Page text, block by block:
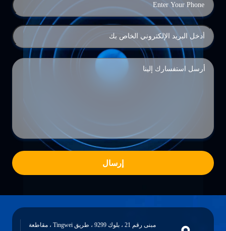
إرسال
مبنى رقم 21 ، بلوك 9299 ، طريق Tingwei ، مقاطعة